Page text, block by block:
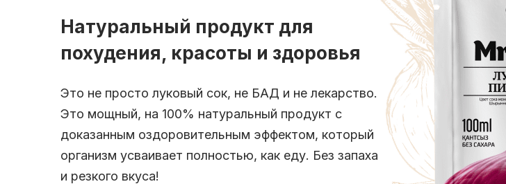
Натуральный продукт для
похудения, красоты и здоровья
Это не просто луковый сок, не БАД и не лекарство.
Это мощный, на 100% натуральный продукт с
доказанным оздоровительным эффектом, который
организм усваивает полностью, как еду. Без запаха
и резкого вкуса!